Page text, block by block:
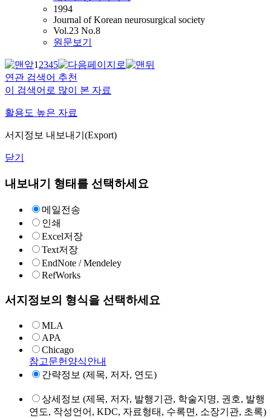
1994
Journal of Korean neurosurgical society
Vol.23 No.8
원문보기
12345
연관 검색어 추천
이 검색어로 많이 본 자료
활용도 높은 자료
서지정보 내보내기(Export)
닫기
내보내기 형태를 선택하세요
메일전송
인쇄
Excel저장
Text저장
EndNote / Mendeley
RefWorks
서지정보의 형식을 선택하세요
MLA
APA
Chicago
참고문헌양식안내
간략정보 (제목, 저자, 연도)
상세정보 (제목, 저자, 발행기관, 학술지명, 권호, 발행
연도, 작성언어, KDC, 자료형태, 수록면, 소장기관, 초록)